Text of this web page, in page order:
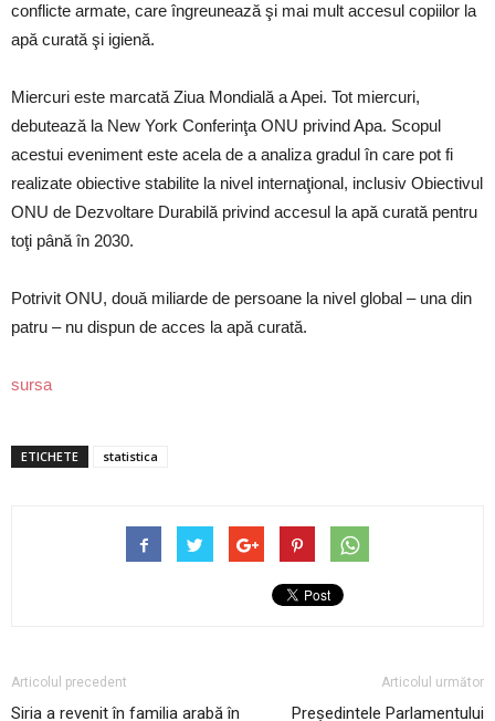
conflicte armate, care îngreunează şi mai mult accesul copiilor la
apă curată şi igienă.
Miercuri este marcată Ziua Mondială a Apei. Tot miercuri,
debutează la New York Conferinţa ONU privind Apa. Scopul
acestui eveniment este acela de a analiza gradul în care pot fi
realizate obiective stabilite la nivel internaţional, inclusiv Obiectivul
ONU de Dezvoltare Durabilă privind accesul la apă curată pentru
toţi până în 2030.
Potrivit ONU, două miliarde de persoane la nivel global – una din
patru – nu dispun de acces la apă curată.
sursa
ETICHETE statistica
Articolul precedent
Siria a revenit în familia arabă în
Articolul următor
Președintele Parlamentului